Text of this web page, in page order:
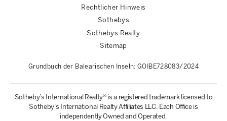
Rechtlicher Hinweis
Sothebys
Sothebys Realty
Sitemap
Grundbuch der Balearischen Inseln: GOIBE728083/2024
Sotheby’s International Realty® is a registered trademark licensed to
Sotheby’s International Realty Affiliates LLC. Each Office is
independently Owned and Operated.